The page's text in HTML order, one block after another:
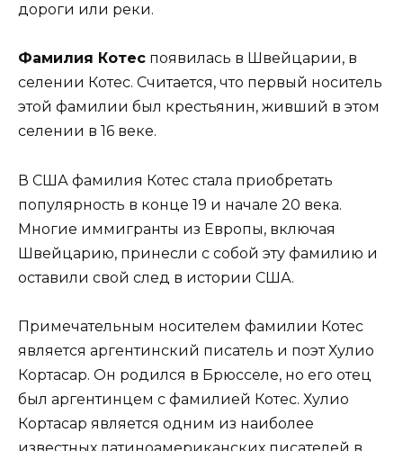
дороги или реки.
Фамилия Котес появилась в Швейцарии, в
селении Котес. Считается, что первый носитель
этой фамилии был крестьянин, живший в этом
селении в 16 веке.
В США фамилия Котес стала приобретать
популярность в конце 19 и начале 20 века.
Многие иммигранты из Европы, включая
Швейцарию, принесли с собой эту фамилию и
оставили свой след в истории США.
Примечательным носителем фамилии Котес
является аргентинский писатель и поэт Хулио
Кортасар. Он родился в Брюсселе, но его отец
был аргентинцем с фамилией Котес. Хулио
Кортасар является одним из наиболее